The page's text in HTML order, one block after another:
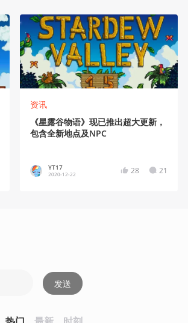
资讯
《星露谷物语》现已推出超大更新，
包含全新地点及NPC
YT17
2020-12-22 28 21
发送